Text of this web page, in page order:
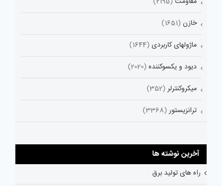
خازن (1651)
ماژولهای کاربردی (1644)
دیود و یکسوکننده (2020)
میکروکنترلر (352)
ترانزیستور (3368)
آخرین نوشته ها
راه های تولید برق